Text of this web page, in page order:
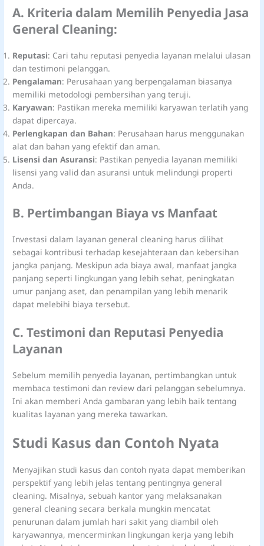
A. Kriteria dalam Memilih Penyedia Jasa
General Cleaning:
Reputasi: Cari tahu reputasi penyedia layanan melalui ulasan
dan testimoni pelanggan.
Pengalaman: Perusahaan yang berpengalaman biasanya
memiliki metodologi pembersihan yang teruji.
Karyawan: Pastikan mereka memiliki karyawan terlatih yang
dapat dipercaya.
Perlengkapan dan Bahan: Perusahaan harus menggunakan
alat dan bahan yang efektif dan aman.
Lisensi dan Asuransi: Pastikan penyedia layanan memiliki
lisensi yang valid dan asuransi untuk melindungi properti
Anda.
B. Pertimbangan Biaya vs Manfaat
Investasi dalam layanan general cleaning harus dilihat
sebagai kontribusi terhadap kesejahteraan dan kebersihan
jangka panjang. Meskipun ada biaya awal, manfaat jangka
panjang seperti lingkungan yang lebih sehat, peningkatan
umur panjang aset, dan penampilan yang lebih menarik
dapat melebihi biaya tersebut.
C. Testimoni dan Reputasi Penyedia
Layanan
Sebelum memilih penyedia layanan, pertimbangkan untuk
membaca testimoni dan review dari pelanggan sebelumnya.
Ini akan memberi Anda gambaran yang lebih baik tentang
kualitas layanan yang mereka tawarkan.
Studi Kasus dan Contoh Nyata
Menyajikan studi kasus dan contoh nyata dapat memberikan
perspektif yang lebih jelas tentang pentingnya general
cleaning. Misalnya, sebuah kantor yang melaksanakan
general cleaning secara berkala mungkin mencatat
penurunan dalam jumlah hari sakit yang diambil oleh
karyawannya, mencerminkan lingkungan kerja yang lebih